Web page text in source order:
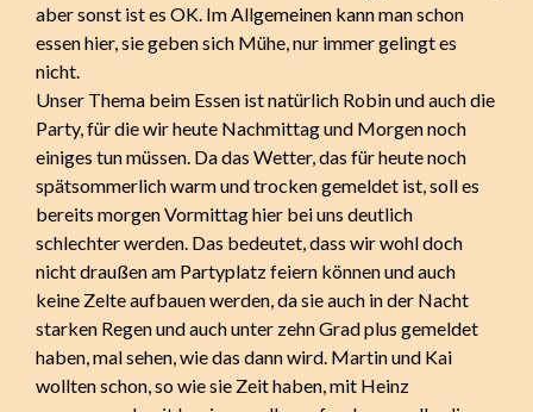
aber sonst ist es OK. Im Allgemeinen kann man schon
essen hier, sie geben sich Mühe, nur immer gelingt es
nicht.
Unser Thema beim Essen ist natürlich Robin und auch die
Party, für die wir heute Nachmittag und Morgen noch
einiges tun müssen. Da das Wetter, das für heute noch
spätsommerlich warm und trocken gemeldet ist, soll es
bereits morgen Vormittag hier bei uns deutlich
schlechter werden. Das bedeutet, dass wir wohl doch
nicht draußen am Partyplatz feiern können und auch
keine Zelte aufbauen werden, da sie auch in der Nacht
starken Regen und auch unter zehn Grad plus gemeldet
haben, mal sehen, wie das dann wird. Martin und Kai
wollten schon, so wie sie Zeit haben, mit Heinz